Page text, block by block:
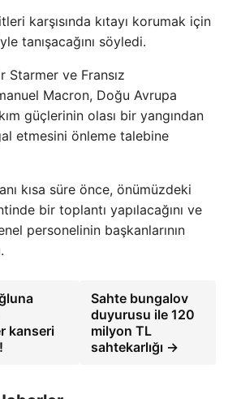
karşısında kıtayı korumak için
tanışacağını söyledi.
Starmer ve Fransız
Macron, Doğu Avrupa
güçlerinin olası bir yangından
etmesini önleme talebine
kısa süre önce, önümüzdeki
bir toplantı yapılacağını ve
personelinin başkanlarının
kanseri
Sahte bungalov
duyurusu ile 120
milyon TL
sahtekarlığı →